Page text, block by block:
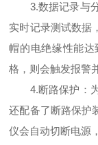
3.数据记录与分
实时记录测试数据
帽的电绝缘性能
格，则会触发报警
4.断路保护：为
还配备了断路保护
仪会自动切断电源